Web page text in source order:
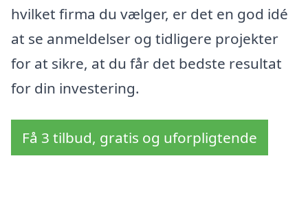
hvilket firma du vælger, er det en god idé
at se anmeldelser og tidligere projekter
for at sikre, at du får det bedste resultat
for din investering.
Få 3 tilbud, gratis og uforpligtende